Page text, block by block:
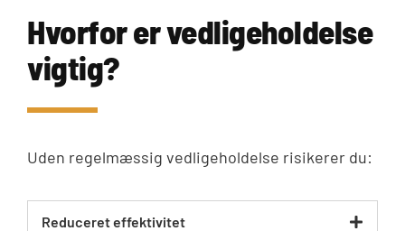
Hvorfor er vedligeholdelse
vigtig?
Uden regelmæssig vedligeholdelse risikerer du:
Reduceret effektivitet